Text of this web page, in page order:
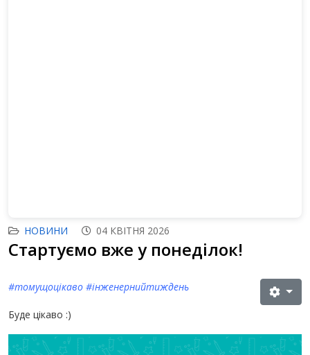
НОВИНИ 04 КВІТНЯ 2026
Стартуємо вже у понеділок!
#томущоцікаво #інженернийтиждень
Буде цікаво :)